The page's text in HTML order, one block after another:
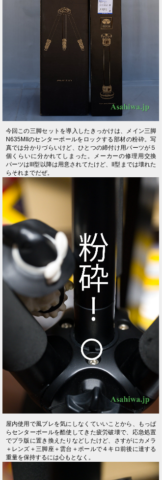
今回この三脚セットを導入したきっかけは、メイン三脚
N635MIIのセンターポールをロックする部材の粉砕。写
真では分かりづらいけど、ひとつの締付け用パーツが５
個くらいに分かれてしまった。メーカーの修理用交換
パーツはIII型以降は用意されてたけど、II型までは壊れた
らそれまでだぜ。
屋内使用で風ブレを気にしなくていいことから、もっぱ
らセンターポールを酷使してきた疲労破壊で、応急処置
でプラ版に置き換えたりなどしたけど、さすがにカメラ
＋レンズ＋三脚座＋雲台＋ポールで４キロ前後に達する
重量を保持するには心もとなく。